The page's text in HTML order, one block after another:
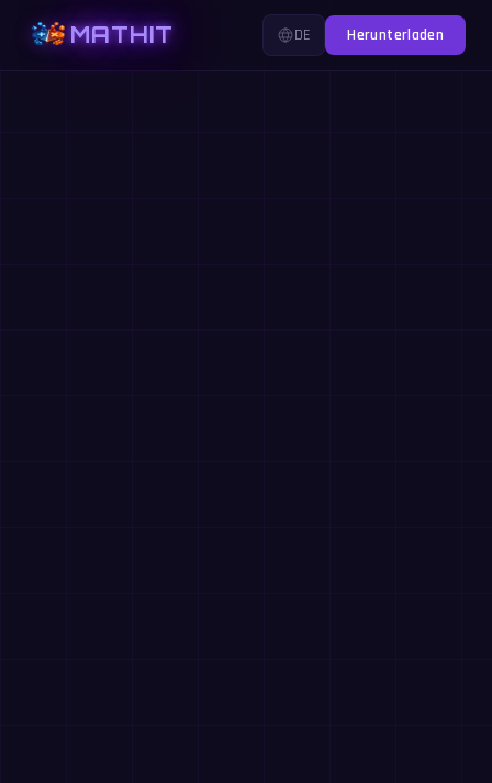
MATHIT DE Herunterladen